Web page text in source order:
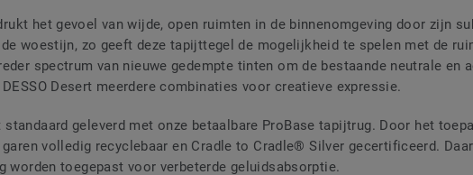
het gevoel van wijde, open ruimten in de binnenomgeving door zijn
woestijn, zo geeft deze tapijttegel de mogelijkheid te spelen met de
spectrum van nieuwe gedempte tinten om de bestaande neutrale en
Desert meerdere combinaties voor creatieve expressie.
standaard geleverd met onze betaalbare ProBase tapijtrug. Door het
volledig recyclebaar en Cradle to Cradle® Silver gecertificeerd.
worden toegepast voor verbeterde geluidsabsorptie.